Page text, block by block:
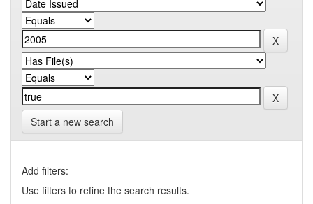
Start a new search
Add filters:
Use filters to refine the search results.